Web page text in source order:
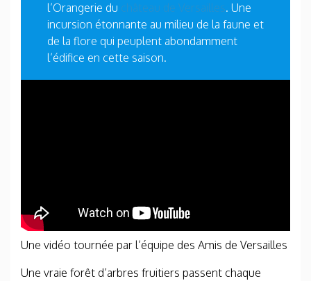
l’Orangerie du château de Versailles. Une
incursion étonnante au milieu de la faune et
de la flore qui peuplent abondamment
l’édifice en cette saison.
Une vidéo tournée par l’équipe des Amis de Versailles
Une vraie forêt d’arbres fruitiers passent chaque